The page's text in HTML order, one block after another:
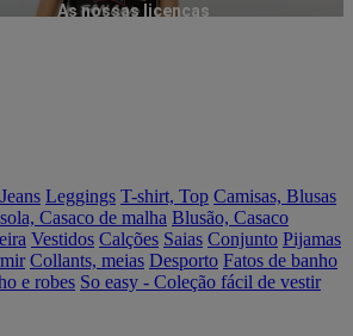
As nossas licenças
Jeans Leggings T-shirt, Top Camisas, Blusas
Casaco de malha Blusão, Casaco
Vestidos Calções Saias Conjunto Pijamas
Collants, meias Desporto Fatos de banho
e robes So easy - Coleção fácil de vestir